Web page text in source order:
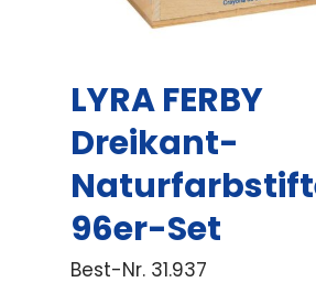
LYRA FERBY
Dreikant-
96er-Set
Best-Nr. 31.937